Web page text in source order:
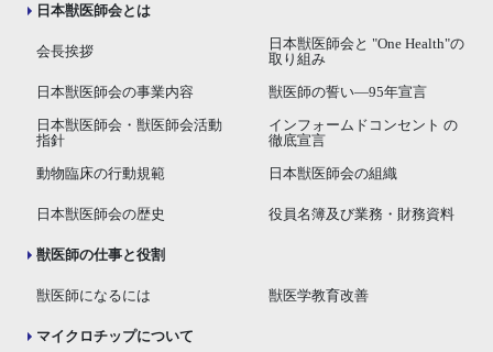
日本獣医師会とは
会長挨拶
日本獣医師会と "One Health"の
取り組み
日本獣医師会の事業内容 獣医師の誓い―95年宣言
日本獣医師会・獣医師会活動
指針
インフォームドコンセント の
徹底宣言
動物臨床の行動規範 日本獣医師会の組織
日本獣医師会の歴史 役員名簿及び業務・財務資料
獣医師の仕事と役割
獣医師になるには 獣医学教育改善
マイクロチップについて